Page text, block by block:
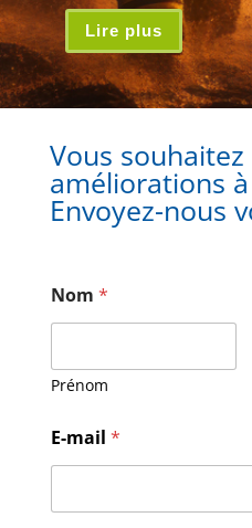
Lire plus
Vous
améliorations
Envoyez-nous
Nom *
Prénom
e
s
a
E-mail *